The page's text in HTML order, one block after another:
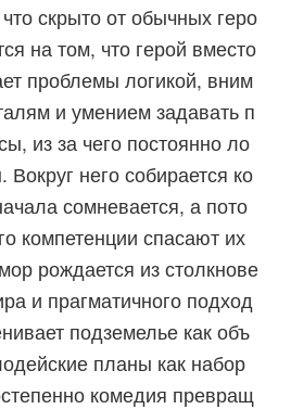
скрыто от обычных геро
на том, что герой вместо
проблемы логикой, вним
и умением задавать п
из за чего постоянно ло
него собирается ко
сомневается, а пото
компетенции спасают их
рождается из столкнове
и прагматичного подход
подземелье как объ
планы как набор
комедия превращ